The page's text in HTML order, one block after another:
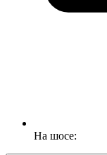
На шосе: